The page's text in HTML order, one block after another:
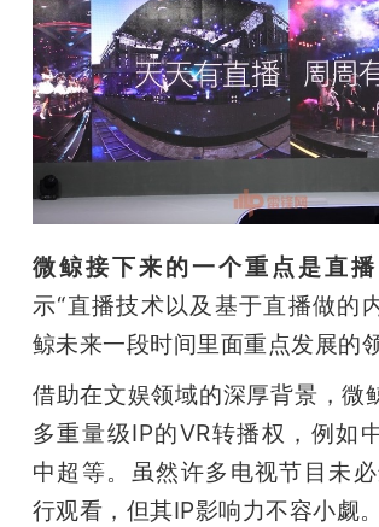
微鲸接下来的一个重点是直播
示“直播技术以及基于直播做的
鲸未来一段时间里面重点发展的领
借助在文娱领域的深厚背景，微
多重量级IP的VR转播权，例如
中超等。虽然许多电视节目未
行观看，但其IP影响力不容小觑。